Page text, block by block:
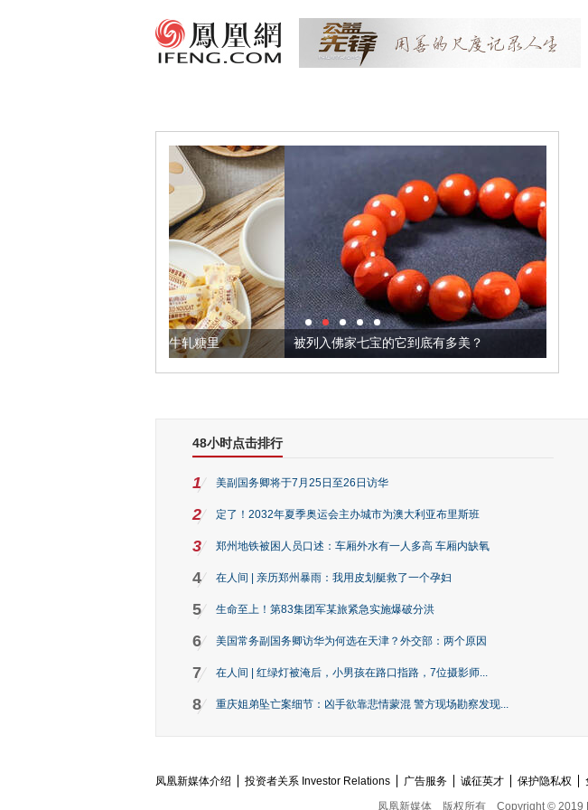
被列入佛家七宝的它到底有多美？
48小时点击排行
1 美副国务卿将于7月25日至26日访华
2 定了！2032年夏季奥运会主办城市为澳大利亚布里斯班
3 郑州地铁被困人员口述：车厢外水有一人多高 车厢内缺氧
4 在人间 | 亲历郑州暴雨：我用皮划艇救了一个孕妇
5 生命至上！第83集团军某旅紧急实施爆破分洪
6 美国常务副国务卿访华为何选在天津？外交部：两个原因
7 在人间 | 红绿灯被淹后，小男孩在路口指路，7位摄影师...
8 重庆姐弟坠亡案细节：凶手欲靠悲情蒙混 警方现场勘察发现...
凤凰新媒体介绍 投资者关系 Investor Relations 广告服务 诚征英才 保护隐私权
凤凰新媒体
版权所有 Copyright © 2019